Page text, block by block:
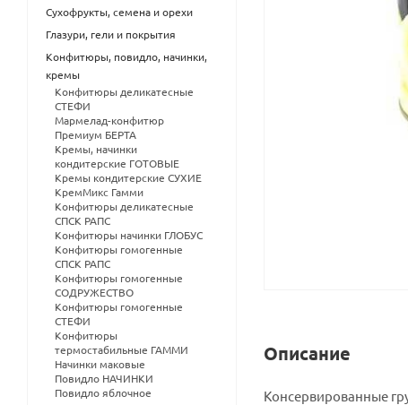
Описание
Консервированные
Сухофрукты, семена и орехи
Глазури, гели и покрытия
Конфитюры, повидло, начинки,
кремы
Конфитюры деликатесные
СТЕФИ
Мармелад-конфитюр
Премиум БЕРТА
Кремы, начинки
кондитерские ГОТОВЫЕ
Кремы кондитерские СУХИЕ
КремМикс Гамми
Конфитюры деликатесные
СПСК РАПС
Конфитюры начинки ГЛОБУС
Конфитюры гомогенные
СПСК РАПС
Конфитюры гомогенные
СОДРУЖЕСТВО
Конфитюры гомогенные
СТЕФИ
Конфитюры
термостабильные ГАММИ
Начинки маковые
Повидло НАЧИНКИ
Повидло яблочное